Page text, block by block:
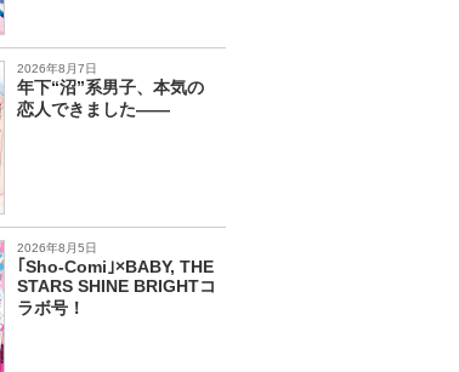
2026年8月7日
年下“沼”系男子、本気の
恋人できました――
2026年8月5日
｢Sho-Comi｣×BABY, THE
STARS SHINE BRIGHTコ
ラボ号！